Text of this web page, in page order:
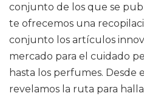
conjunto de los que se
te ofrecemos una
conjunto los artículos
mercado para el cuidado
hasta los perfumes. Desde
revelamos la ruta para